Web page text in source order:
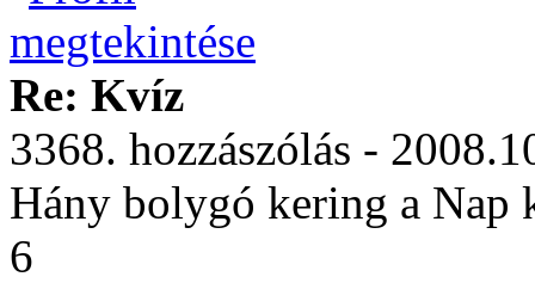
Re: Kvíz
3368. hozzászólás -
Hány bolygó kering a Nap
6